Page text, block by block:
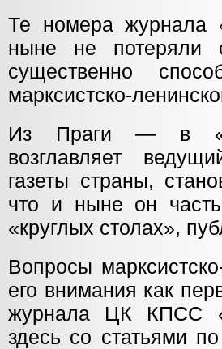
Те номера журнала
ныне не потеряли
существенно
марксистско-
Из Праги — в
возглавляет
газеты страны,
что и ныне он
«круглых столах»,
Вопросы
его внимания как
журнала ЦК КПСС
здесь со статьями